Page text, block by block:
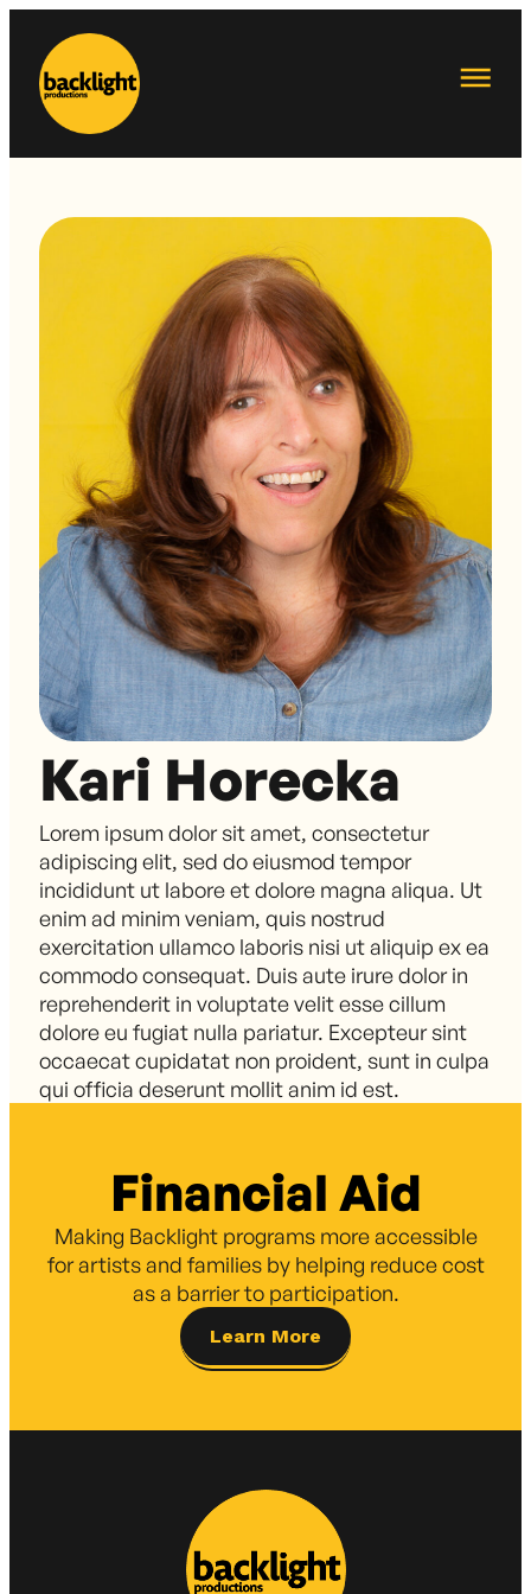
Kari Horecka
Lorem ipsum dolor sit amet, consectetur
adipiscing elit, sed do eiusmod tempor
incididunt ut labore et dolore magna aliqua. Ut
enim ad minim veniam, quis nostrud
exercitation ullamco laboris nisi ut aliquip ex ea
commodo consequat. Duis aute irure dolor in
reprehenderit in voluptate velit esse cillum
dolore eu fugiat nulla pariatur. Excepteur sint
occaecat cupidatat non proident, sunt in culpa
qui officia deserunt mollit anim id est.
Financial Aid
Making Backlight programs more accessible
for artists and families by helping reduce cost
as a barrier to participation.
Learn More